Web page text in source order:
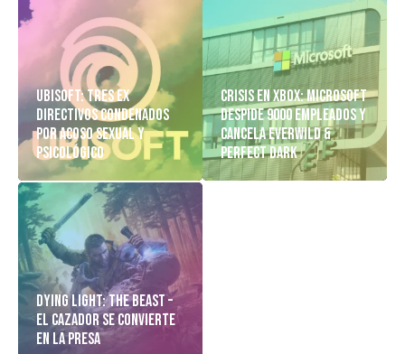
Ubisoft: Tres Ex
Directivos Condenados
Por Acoso Sexual y
Psicológico
Crisis en Xbox: Microsoft
despide 9000 empleados y
cancela Everwild &
Perfect Dark
Dying Light: The Beast –
El cazador Se Convierte
En La Presa